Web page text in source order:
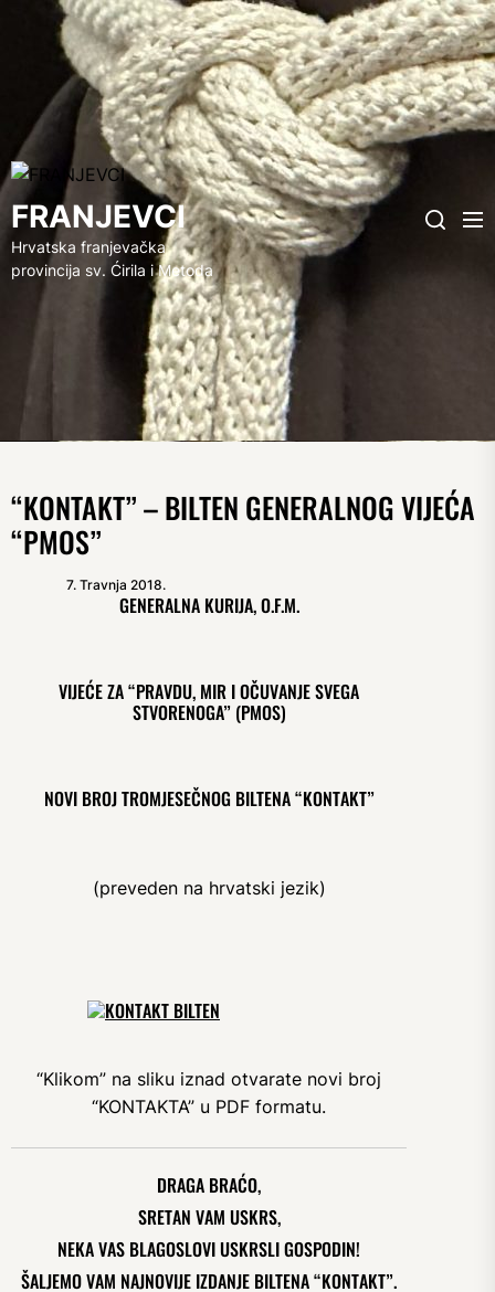
FRANJEVCI
FRANJEVCI
Hrvatska franjevačka
provincija sv. Ćirila i Metoda
Search
“KONTAKT” – BILTEN GENERALNOG VIJEĆA
“PMOS”
7. Travnja 2018.
GENERALNA KURIJA, O.F.M.
VIJEĆE ZA “PRAVDU, MIR I OČUVANJE SVEGA
STVORENOGA” (PMOS)
NOVI BROJ TROMJESEČNOG BILTENA “KONTAKT”
(preveden na hrvatski jezik)
“Klikom” na sliku iznad otvarate novi broj
“KONTAKTA” u PDF formatu.
DRAGA BRAĆO,
SRETAN VAM USKRS,
NEKA VAS BLAGOSLOVI USKRSLI GOSPODIN!
ŠALJEMO VAM NAJNOVIJE IZDANJE BILTENA “KONTAKT”.